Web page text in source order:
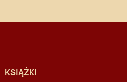
KSIĄŻKI